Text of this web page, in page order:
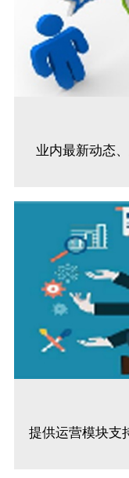
业内最新动态
提供运营模块支